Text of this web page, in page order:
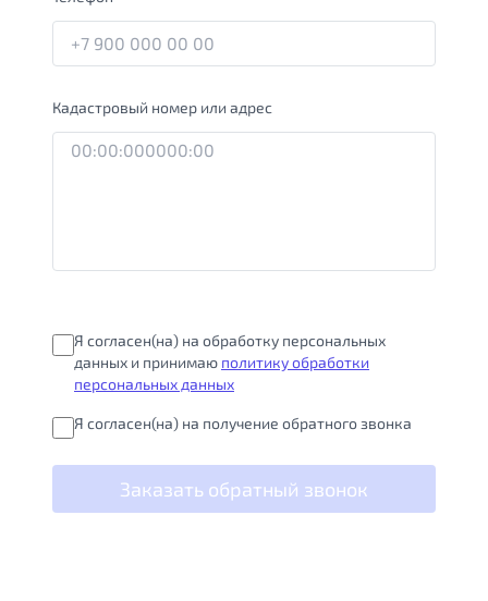
Кадастровый номер или адрес
Я согласен(на) на обработку персональных
данных и принимаю политику обработки
персональных данных
Я согласен(на) на получение обратного звонка
Заказать обратный звонок